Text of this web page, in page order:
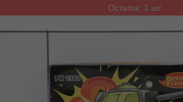
Остаток: 1 шт